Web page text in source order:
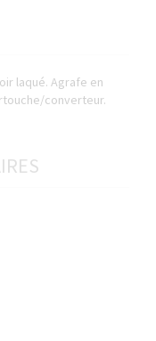
laqué. Agrafe en
converteur.